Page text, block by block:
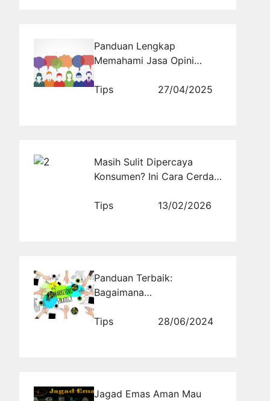
Panduan Lengkap
Memahami Jasa Opini
Tips
27/04/2025
Masih Sulit Dipercaya
Konsumen? Ini Cara Cerdas
Blogger!
Tips 13/02/2026
Panduan Terbaik:
Bagaimana
Anda dengan Cepat dan
Tips 28/06/2024
Jagad Emas Aman Mau